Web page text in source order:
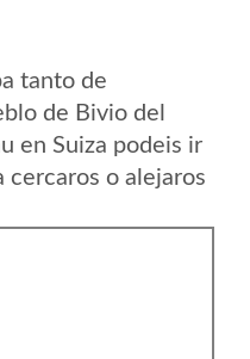
tanto de
de Bivio del
en Suiza podeis ir
cercaros o alejaros